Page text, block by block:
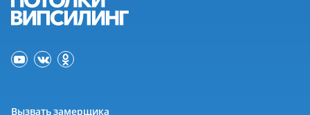
Вызвать замерщика